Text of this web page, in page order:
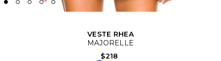
VESTE RHEA
MAJORELLE
$218